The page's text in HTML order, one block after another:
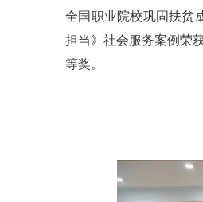
全国职业院校巩固扶贫
担当》社会服务案例荣
等奖。